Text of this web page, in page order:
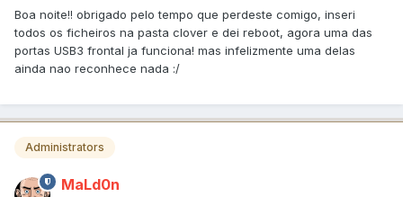
Boa noite!! obrigado pelo tempo que perdeste comigo, inseri
todos os ficheiros na pasta clover e dei reboot, agora uma das
portas USB3 frontal ja funciona! mas infelizmente uma delas
ainda nao reconhece nada :/
Administrators
MaLd0n